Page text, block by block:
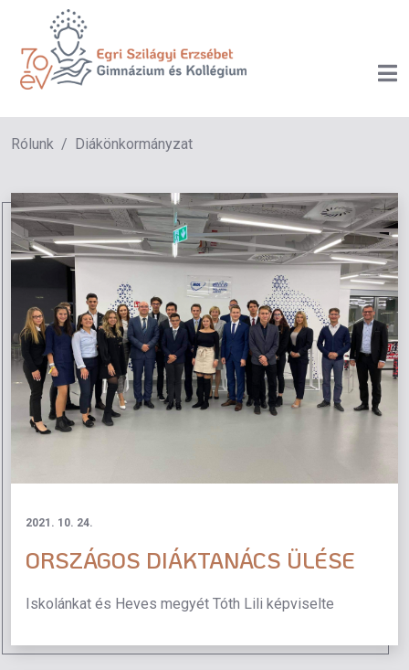
Rólunk Diákönkormányzat
2021. 10. 24.
ORSZÁGOS DIÁKTANÁCS ÜLÉSE
Iskolánkat és Heves megyét Tóth Lili képviselte